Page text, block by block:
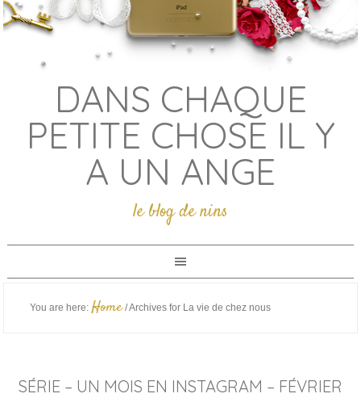
DANS CHAQUE
PETITE CHOSE IL Y
A UN ANGE
le blog de nins
You are here: Home /Archives for La vie de chez nous
SÉRIE – UN MOIS EN INSTAGRAM – FÉVRIER